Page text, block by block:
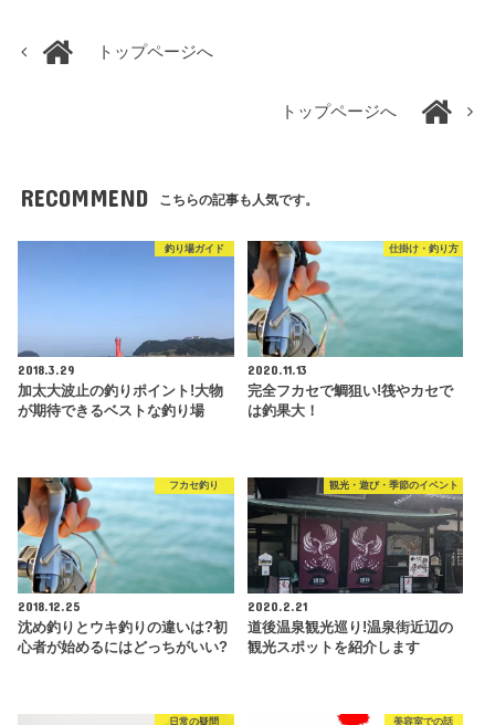
トップページへ
トップページへ
RECOMMEND こちらの記事も人気です。
釣り場ガイド
2018.3.29
加太大波止の釣りポイント!大物
が期待できるベストな釣り場
仕掛け・釣り方
2020.11.13
完全フカセで鯛狙い!筏やカセで
は釣果大！
フカセ釣り
2018.12.25
沈め釣りとウキ釣りの違いは?初
心者が始めるにはどっちがいい?
観光・遊び・季節のイベント
2020.2.21
道後温泉観光巡り!温泉街近辺の
観光スポットを紹介します
日常の疑問 美容室での話